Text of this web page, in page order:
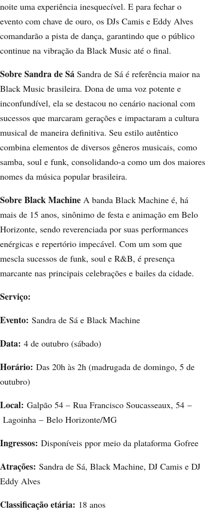
noite uma experiência inesquecível. E para fechar o
evento com chave de ouro, os DJs Camis e Eddy Alves
comandarão a pista de dança, garantindo que o público
continue na vibração da Black Music até o final.
Sobre Sandra de Sá Sandra de Sá é referência maior na
Black Music brasileira. Dona de uma voz potente e
inconfundível, ela se destacou no cenário nacional com
sucessos que marcaram gerações e impactaram a cultura
musical de maneira definitiva. Seu estilo autêntico
combina elementos de diversos gêneros musicais, como
samba, soul e funk, consolidando-a como um dos maiores
nomes da música popular brasileira.
Sobre Black Machine A banda Black Machine é, há
mais de 15 anos, sinônimo de festa e animação em Belo
Horizonte, sendo reverenciada por suas performances
enérgicas e repertório impecável. Com um som que
mescla sucessos de funk, soul e R&B, é presença
marcante nas principais celebrações e bailes da cidade.
Serviço:
Evento: Sandra de Sá e Black Machine
Data: 4 de outubro (sábado)
Horário: Das 20h às 2h (madrugada de domingo, 5 de
outubro)
Local: Galpão 54 – Rua Francisco Soucasseaux, 54 –
Lagoinha – Belo Horizonte/MG
Ingressos: Disponíveis ppor meio da plataforma Gofree
Atrações: Sandra de Sá, Black Machine, DJ Camis e DJ
Eddy Alves
Classificação etária: 18 anos